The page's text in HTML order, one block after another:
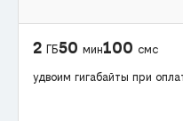
2 ГБ50 мин100 смс
удвоим гигабайты при